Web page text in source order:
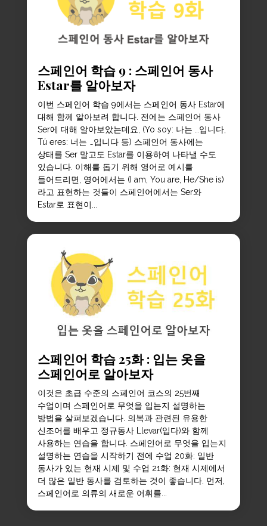
스페인어 학습 9 : 스페인어 동사
Estar를 알아보자
이번 스페인어 학습 9에서는 스페인어 동사 Estar에
대해 함께 알아보려 합니다. 전에는 스페인어 동사
Ser에 대해 알아보았는데요, (Yo soy: 나는 …입니다,
Tú eres: 너는 …입니다 등) 스페인어 동사에는
상태를 Ser 말고도 Estar를 이용하여 나타낼 수도
있습니다. 이해를 돕기 위해 영어로 예시를
들어드리면, 영어에서는 (I am, You are, He/She is)
라고 표현하는 것들이 스페인어에서는 Ser와
Estar로 표현이...
스페인어 학습 25화 : 입는 옷을
스페인어로 알아보자
이것은 초급 수준의 스페인어 코스의 25번째
수업이며 스페인어로 무엇을 입는지 설명하는
방법을 살펴보겠습니다. 의복과 관련된 유용한
신조어를 배우고 정규동사 Llevar(입다)와 함께
사용하는 연습을 합니다. 스페인어로 무엇을 입는지
설명하는 연습을 시작하기 전에 수업 20화: 일반
동사가 있는 현재 시제 및 수업 21화: 현재 시제에서
더 많은 일반 동사를 검토하는 것이 좋습니다. 먼저,
스페인어로 의류의 새로운 어휘를...